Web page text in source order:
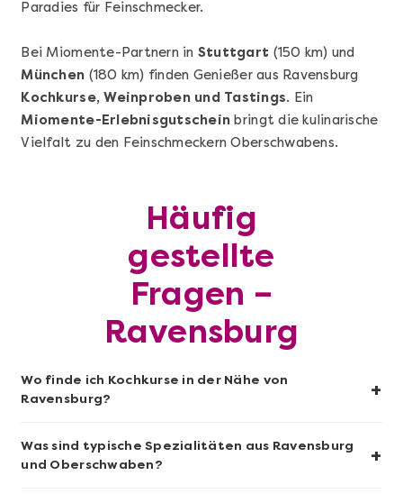
Mehr anzeigen
Wein- & Käse-Genuss@Home für 2
Paradies für Feinschmecker.
Bei Miomente-Partnern in Stuttgart (150 km) und
München (180 km) finden Genießer aus Ravensburg
Kochkurse, Weinproben und Tastings. Ein
Miomente-Erlebnisgutschein bringt die kulinarische
Vielfalt zu den Feinschmeckern Oberschwabens.
Häufig
gestellte
Fragen –
Ravensburg
Wo finde ich Kochkurse in der Nähe von
Ravensburg?
+
Was sind typische Spezialitäten aus Ravensburg
und Oberschwaben?
+